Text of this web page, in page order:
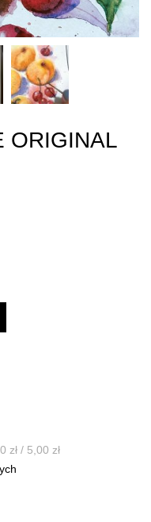
ORIGINAL
zł / 5,00 zł